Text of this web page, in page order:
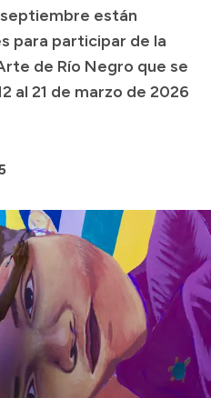
están
para participar de la
de Río Negro que se
al 21 de marzo de 2026